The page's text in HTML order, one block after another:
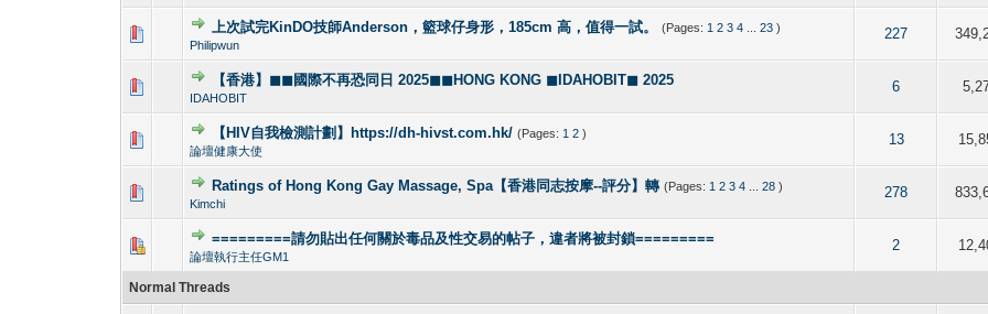
上次試完KinDO技師Anderson，籃球仔身形，185cm 高，值得一試。 (Pages: 1 2 3 4 ...23 )
Philipwun
227
2 Vote(s) - 2.5 out of 5 in Average
12 3 45
【香港】◼◼國際不再恐同日 2025◼◼HONG KONG ◼IDAHOBIT◼ 2025
IDAHOBIT
6
0 Vote(s) - 0 out of 5 in Average
12 345
【HIV自我檢測計劃】https://dh-hivst.com.hk/ (Pages: 1 2 )
論壇健康大使
13
0 Vote(s) - 0 out of 5 in Average
1234 5
Ratings of Hong Kong Gay Massage, Spa【香港同志按摩--評分】轉 (Pages: 1 2 3 4 ...28 )
Kimchi
278
1 Vote(s) - 5 out of 5 in Average
12 345
=========請勿貼出任何關於毒品及性交易的帖子，違者將被封鎖=========
論壇執行主任GM1
2
1 Vote(s) - 4 out of 5 in Average
12345
Normal Threads